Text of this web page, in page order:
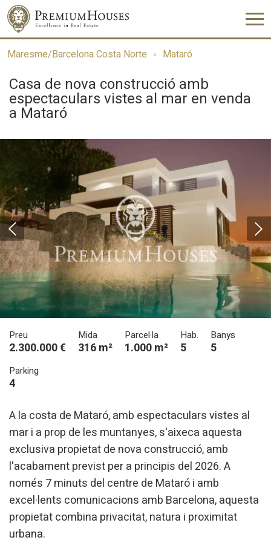
Maresme/Barcelona Costa Norte Mataró
Casa de nova construcció amb
espectaculars vistes al mar en venda
a Mataró
Preu
2.300.000 €
Mida
316 m²
Parcel·la
1.000 m²
Hab.
5
Banys
5
Parking
4
A la costa de Mataró, amb espectaculars vistes al
mar i a prop de les muntanyes, s'aixeca aquesta
exclusiva propietat de nova construcció, amb
l'acabament previst per a principis del 2026. A
només 7 minuts del centre de Mataró i amb
excel·lents comunicacions amb Barcelona, aquesta
propietat combina privacitat, natura i proximitat
urbana.